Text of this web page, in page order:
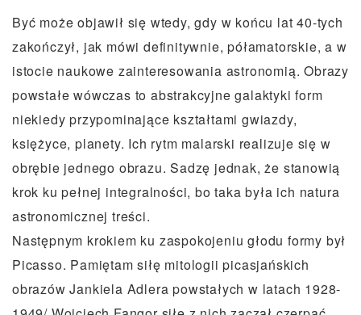
Być może objawił się wtedy, gdy w końcu lat 40-tych
zakończył, jak mówi definitywnie, półamatorskie, a w
istocie naukowe zainteresowania astronomią. Obrazy
powstałe wówczas to abstrakcyjne galaktyki form
niekiedy przypominające kształtami gwiazdy,
księżyce, planety. Ich rytm malarski realizuje się w
obrębie jednego obrazu. Sadzę jednak, że stanowią
krok ku pełnej integralności, bo taka była ich natura
astronomicznej treści.
Następnym krokiem ku zaspokojeniu głodu formy był
Picasso. Pamiętam siłę mitologii picasjańskich
obrazów Jankiela Adlera powstałych w latach 1928-